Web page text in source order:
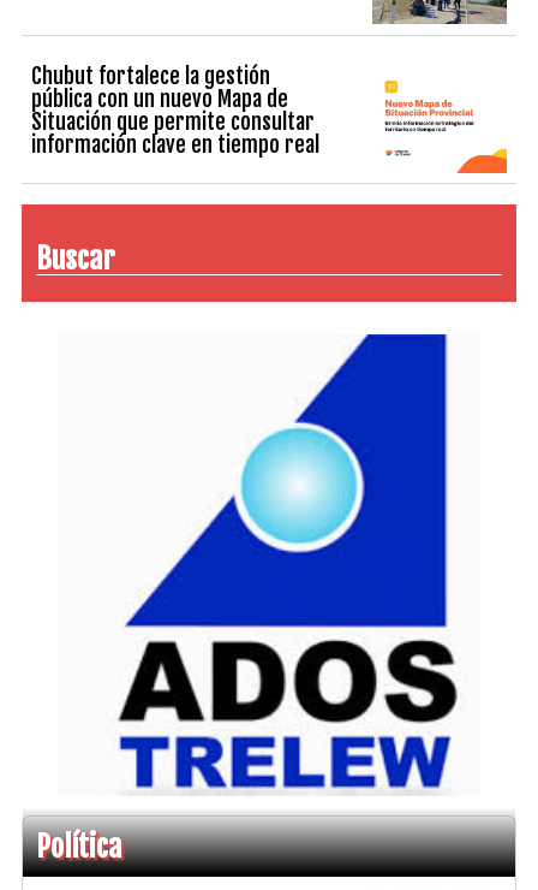
Chubut fortalece la gestión
pública con un nuevo Mapa de
Situación que permite consultar
información clave en tiempo real
Buscar
Política